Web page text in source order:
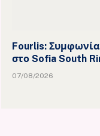
Fourlis:
στο Sofia South
07/08/2026